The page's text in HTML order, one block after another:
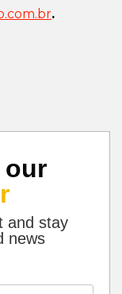
.
our
and stay
news